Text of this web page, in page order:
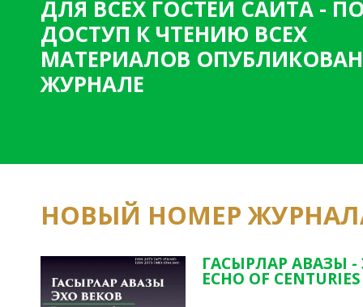
ДЛЯ ВСЕХ ГОСТЕЙ САЙТА -
ДОСТУП К ЧТЕНИЮ ВСЕХ
МАТЕРИАЛОВ
ЖУРНАЛЕ
НОВЫЙ НОМЕР
ГАСЫРЛАР АВАЗЫ -
ECHO OF